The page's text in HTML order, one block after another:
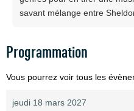
savant mélange entre
Programmation
Vous pourrez voir tous les
jeudi 18 mars 2027